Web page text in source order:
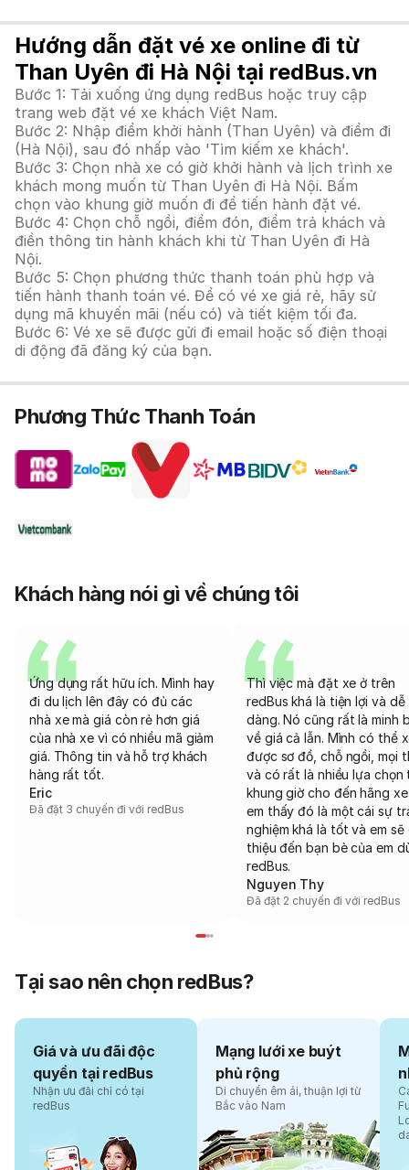
Hướng dẫn đặt vé xe online đi từ
Than Uyên đi Hà Nội tại redBus.vn
Bước 1: Tải xuống ứng dụng redBus hoặc truy cập
trang web đặt vé xe khách Việt Nam.
Bước 2: Nhập điểm khởi hành (Than Uyên) và điểm đi
(Hà Nội), sau đó nhấp vào 'Tìm kiếm xe khách'.
Bước 3: Chọn nhà xe có giờ khởi hành và lịch trình xe
khách mong muốn từ Than Uyên đi Hà Nội. Bấm
chọn vào khung giờ muốn đi để tiến hành đặt vé.
Bước 4: Chọn chỗ ngồi, điểm đón, điểm trả khách và
điền thông tin hành khách khi từ Than Uyên đi Hà
Nội.
Bước 5: Chọn phương thức thanh toán phù hợp và
tiến hành thanh toán vé. Để có vé xe giá rẻ, hãy sử
dụng mã khuyến mãi (nếu có) và tiết kiệm tối đa.
Bước 6: Vé xe sẽ được gửi đi email hoặc số điện thoại
di động đã đăng ký của bạn.
Phương Thức Thanh Toán
Khách hàng nói gì về chúng tôi
Ứng dụng rất hữu ích. Mình hay
đi du lịch lên đây có đủ các
nhà xe mà giá còn rẻ hơn giá
của nhà xe vì có nhiều mã giảm
giá. Thông tin và hỗ trợ khách
hàng rất tốt.
Eric
Đã đặt 3 chuyến đi với redBus
Thì việc mà đặt xe ở trên
redBus khá là tiện lợi và dễ
dàng. Nó cũng rất là minh
về giá cả lẫn. Mình có thể
được sơ đồ, chỗ ngồi, mọi
và có rất là nhiều lựa chọn
khung giờ cho đến hãng
em thấy đó là một cái sự
nghiệm khá là tốt và em sẽ
thiệu đến bạn bè của em
redBus.
Nguyen Thy
Đã đặt 2 chuyến đi với redBus
Tại sao nên chọn redBus?
Giá và ưu đãi độc
quyền tại redBus
Nhận ưu đãi chỉ có tại
redBus
Mạng lưới xe buýt
phủ rộng
Di chuyển êm ái, thuận lợi từ
Bắc vào Nam